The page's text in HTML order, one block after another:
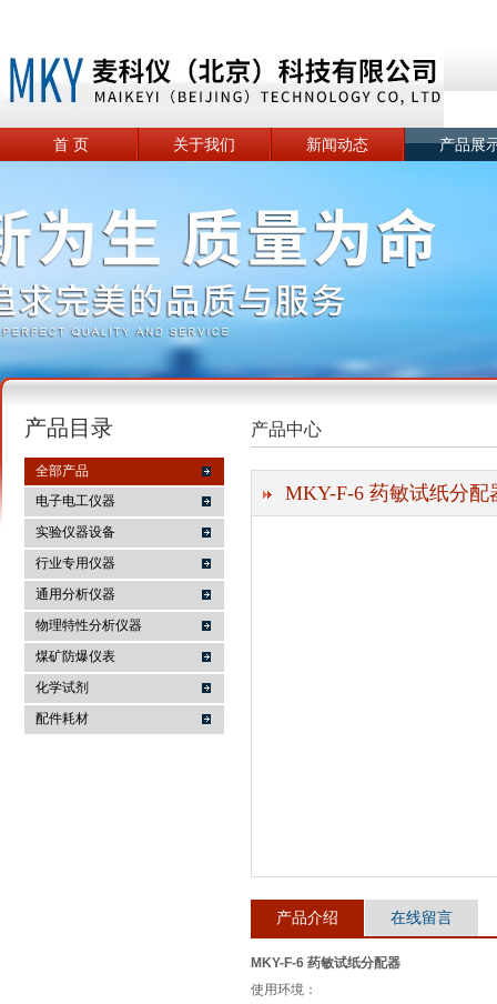
麦科仪（北京）科技有限公司
首 页 关于我们 新闻动态 产品展
产品目录
全部产品
电子电工仪器
实验仪器设备
行业专用仪器
通用分析仪器
物理特性分析仪器
煤矿防爆仪表
化学试剂
配件耗材
产品中心
MKY-F-6 药敏试纸分配
产品介绍 在线留言
MKY-F-6 药敏试纸分配器
使用环境：